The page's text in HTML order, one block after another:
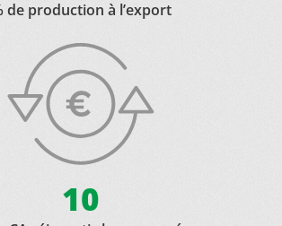
de production à l’export
10